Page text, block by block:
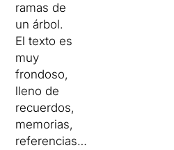
ramas de
un árbol.
El texto es
muy
frondoso,
lleno de
recuerdos,
memorias,
referencias…